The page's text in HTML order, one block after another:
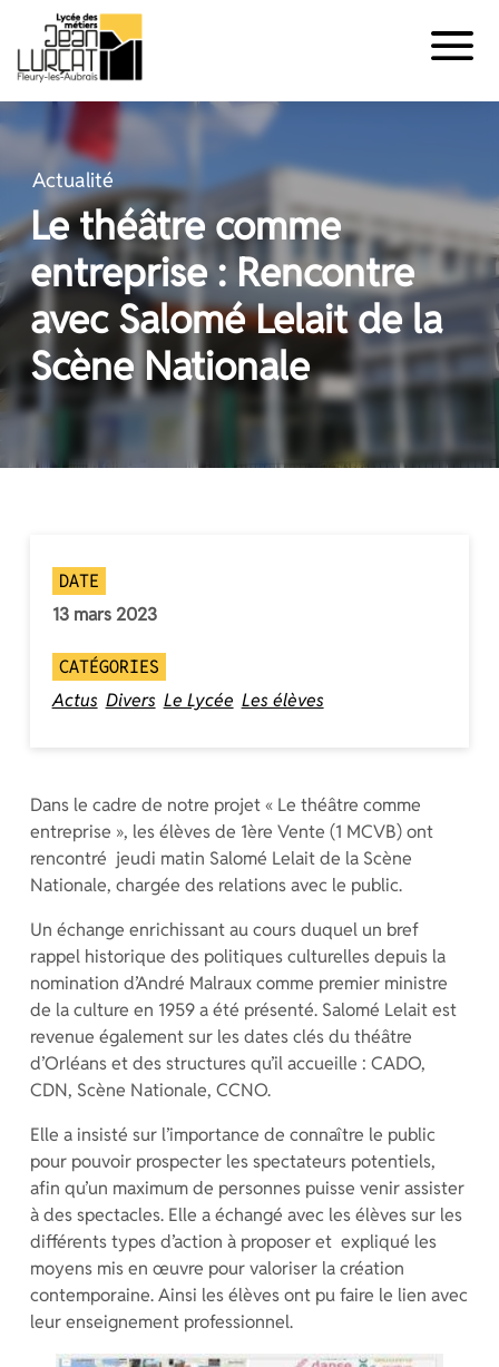
au
contenu
Actualité
Le théâtre comme
entreprise : Rencontre
avec Salomé Lelait de la
Scène Nationale
DATE
13 mars 2023
CATÉGORIES
Actus Divers Le Lycée Les élèves
Dans le cadre de notre projet « Le théâtre comme
entreprise », les élèves de 1ère Vente (1 MCVB) ont
rencontré jeudi matin Salomé Lelait de la Scène
Nationale, chargée des relations avec le public.
Un échange enrichissant au cours duquel un bref
rappel historique des politiques culturelles depuis la
nomination d’André Malraux comme premier ministre
de la culture en 1959 a été présenté. Salomé Lelait est
revenue également sur les dates clés du théâtre
d’Orléans et des structures qu’il accueille : CADO,
CDN, Scène Nationale, CCNO.
Elle a insisté sur l’importance de connaître le public
pour pouvoir prospecter les spectateurs potentiels,
afin qu’un maximum de personnes puisse venir assister
à des spectacles. Elle a échangé avec les élèves sur les
différents types d’action à proposer et expliqué les
moyens mis en œuvre pour valoriser la création
contemporaine. Ainsi les élèves ont pu faire le lien avec
leur enseignement professionnel.
Panneau de gestion des cookies